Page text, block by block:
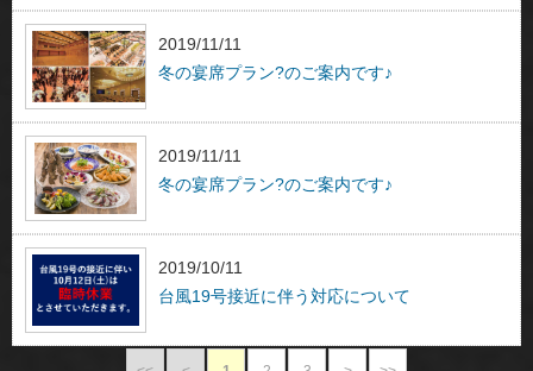
2019/11/11
冬の宴席プラン?のご案内です♪
2019/11/11
冬の宴席プラン?のご案内です♪
2019/10/11
台風19号接近に伴う対応について